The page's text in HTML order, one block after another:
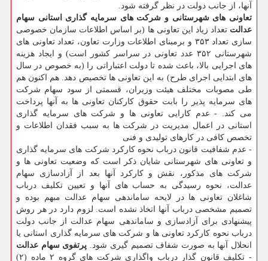
آنها، از جانب دولت در نظر گرفته شود.
تعاونی های شهرستانی و شرکت های سرمایه گذاری استانی سهام
عدالت تعداد زیاد این تعاونی ها (بر اساس اطلاعات سازمان خصوصی
سازی تعداد ۳۵۳ و برمبنای اطلاعات وزارت تعاون، تعداد تعاونی های
شهرستانی ۳۵۲ عدد تعاونی در سراسر کشور است) و ایجاد هزینه
های اجرایی بالا، باعث شده تا دولت اعتباراتی را (به خصوص در سال
های ابتدایی اجرای طرح) به این تعاونی ها تخصیص دهد. هم اکنون هم
طی مصوبات مختلف هیئت وزیران، قسمتی از سود سهام شرکت
های سرمایه پذیر را بابت حقوق کارکنان تعاونی ها به آنها پرداخت
می کند. - عدم کارایی تعاونی ها و شرکت های سرمایه گذاری
استانی در اعمال مدیریت در شرکت ها به سبب فقدان اطلاعات و
تخصص کافی در کارهای تولیدی و فنی
- عدم شفافیت قانون درباب نحوه کارکرد شرکت های سرمایه گذاری
و تعاونی های شهرستانی شایان ذکر است که وضعیت تعاونی ها و
شرکت های مذکور، نقش و کارکرد آنها بعد از آزادسازی سهام
عدالت، نحوه رسیدگی به حساب های آنها و تعیین تکلیف درباب
شاغلان تعاونی ها در لایحه ساماندهی سهام عدالت مبهم بوده و
تصمیم مشخصی درباب آنها اتخاذ نشده است. لزوم دارد در هر روش
پیشنهادی برای آزادسازی و ساماندهی سهام عدالت از جانب دولت
درباب نحوه کارکرد تعاونی ها و شرکت های سرمایه گذاری استانی یا
انحلال آنها به صورت شفاف تصمیم گیری شود. پرتفوی سهام عدالت
- تکلیف قانون گذار درباب واگذاری شرکت های گروه ۲ ماده (۲)